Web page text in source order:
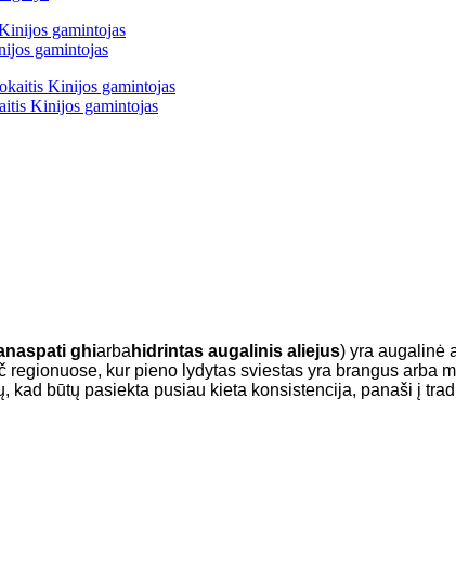
gamintojas
Kinijos gamintojas
ghiarba hidrintas augalinis aliejus) yra augalinė
regionuose, kur pieno lydytas sviestas yra brangus arba
kad būtų pasiekta pusiau kieta konsistencija, panaši į